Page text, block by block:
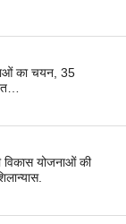
का चयन, 35
विकास योजनाओं की